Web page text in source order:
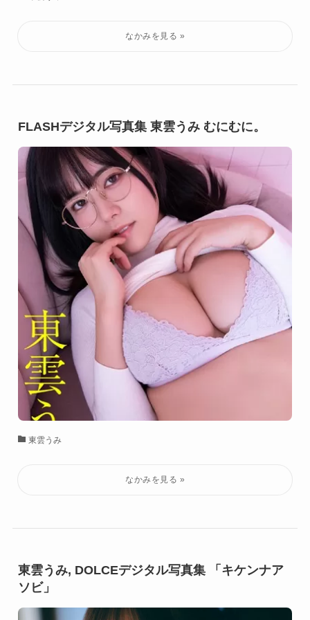
FLASHデジタル写真集 東雲うみ むにむに。
東雲うみ
東雲うみ, DOLCEデジタル写真集 「キケンナア
ソビ」